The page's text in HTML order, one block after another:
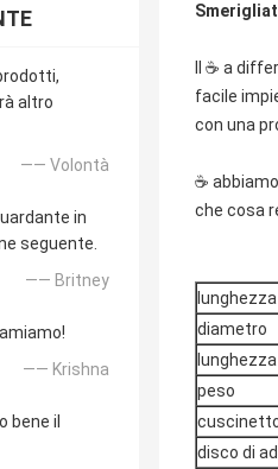
altro
—— Volontà
in
seguente.
—— Britney
—— Krishna
bene il
Il ☕ a
facile
con una
☕
che cosa
diametro
peso
disco di